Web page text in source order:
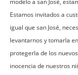
modelo a san José,
Estamos invitados a
igual que san José,
levantarnos y tomarla
protegerla de los
inocencia de nuestros